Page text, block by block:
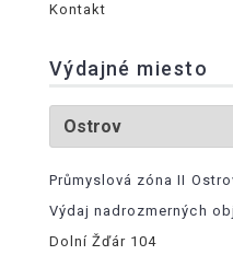
Kontakt
Výdajné miesto
Průmyslová zóna II
Výdaj nadrozmerných
Dolní Žďár 104